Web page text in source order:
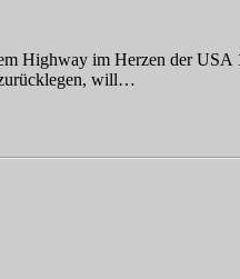
Highway im Herzen der
zurücklegen, will…